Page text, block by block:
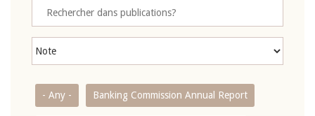
- Any - Banking Commission Annual Report